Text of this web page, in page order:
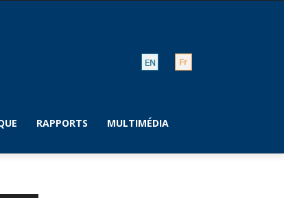
RAPPORTS MULTIMÉDIA